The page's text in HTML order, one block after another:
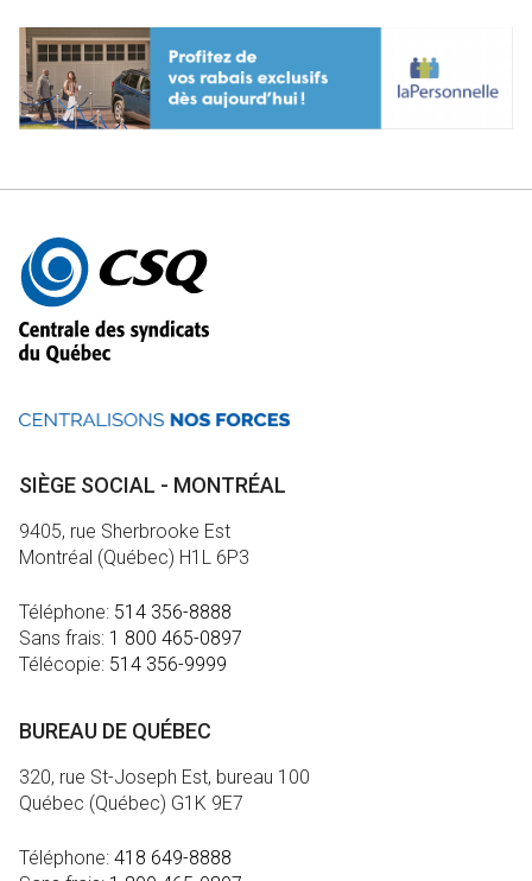
Autres
informations
SIÈGE SOCIAL - MONTRÉAL
9405, rue Sherbrooke Est
Montréal (Québec) H1L 6P3
Téléphone: 514 356-8888
Sans frais: 1 800 465-0897
Télécopie: 514 356-9999
BUREAU DE QUÉBEC
320, rue St-Joseph Est, bureau 100
Québec (Québec) G1K 9E7
Téléphone: 418 649-8888